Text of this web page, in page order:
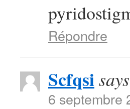
Répondre
Scfqsi
6 septembre